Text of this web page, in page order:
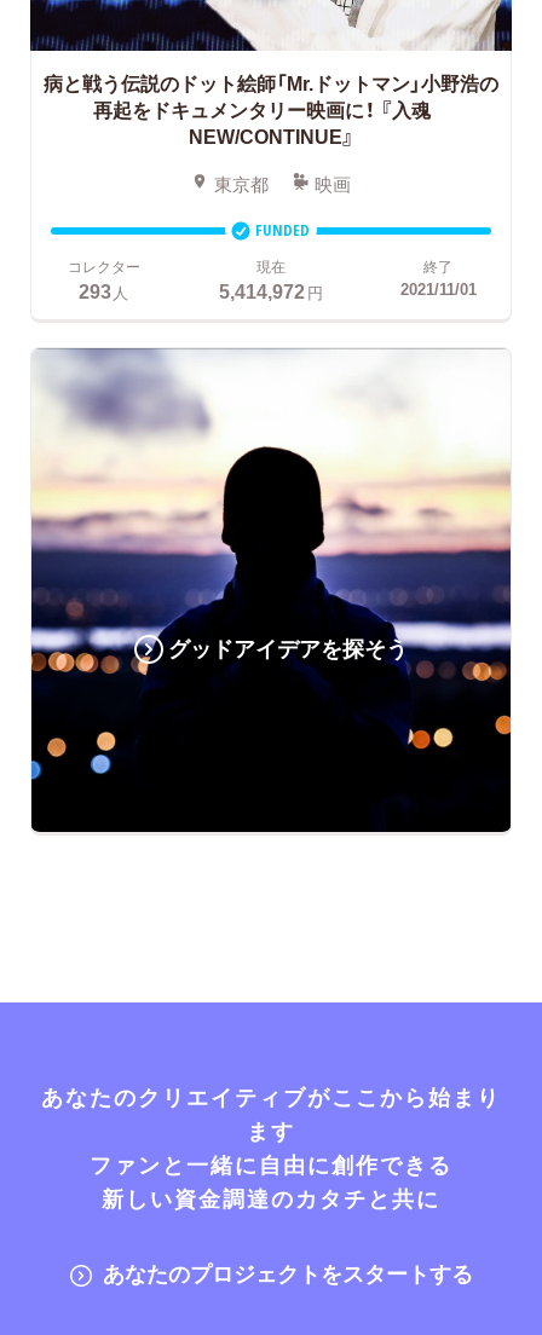
病と戦う伝説のドット絵師「Mr.ドットマン」小野浩の
再起をドキュメンタリー映画に！ 『入魂
NEW/CONTINUE』
東京都 映画
FUNDED
コレクター
293 人
現在
5,414,972円
終了
2021/11/01
グッドアイデアを探そう
あなたのクリエイティブがここから始まり
ます
ファンと一緒に自由に創作できる
新しい資金調達のカタチと共に
あなたのプロジェクトをスタートする